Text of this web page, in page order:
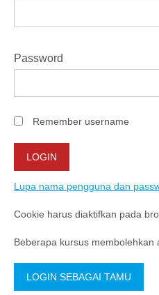
KULIAH DARING
MODUL
Password
Remember username
Lupa nama pengguna dan
Cookie harus diaktifkan pada
Beberapa kursus membolehkan